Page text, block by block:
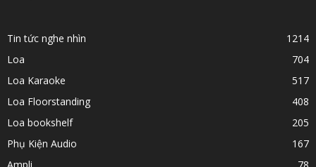
Tin tức nghe nhìn
1214
Loa
704
Loa Karaoke
517
Loa Floorstanding
408
Loa bookshelf
205
Phụ Kiện Audio
167